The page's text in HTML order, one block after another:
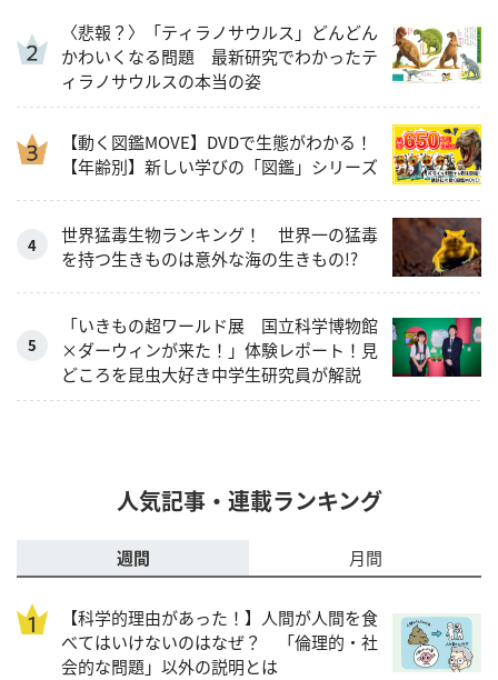
〈悲報？〉「ティラノサウルス」どんどん
かわいくなる問題 最新研究でわかったテ
ィラノサウルスの本当の姿
【動く図鑑MOVE】DVDで生態がわかる！
【年齢別】新しい学びの「図鑑」シリーズ
世界猛毒生物ランキング！ 世界一の猛毒
を持つ生きものは意外な海の生きもの!?
「いきもの超ワールド展 国立科学博物館
×ダーウィンが来た！」体験レポート！見
どころを昆虫大好き中学生研究員が解説
人気記事・連載ランキング
週間 月間
【科学的理由があった！】人間が人間を食
べてはいけないのはなぜ？ 「倫理的・社
会的な問題」以外の説明とは